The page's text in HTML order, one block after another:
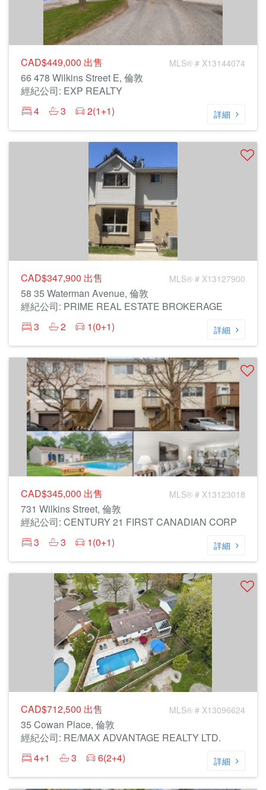
CAD$449,000 出售 MLS® # X13144074
66 478 Wilkins Street E, 倫敦
經紀公司: EXP REALTY
4
3 2(1+1) 詳細
CAD$347,900 出售 MLS® # X13127900
58 35 Waterman Avenue, 倫敦
經紀公司: PRIME REAL ESTATE BROKERAGE
3
2 1(0+1) 詳細
CAD$345,000 出售 MLS® # X13123018
731 Wilkins Street, 倫敦
經紀公司: CENTURY 21 FIRST CANADIAN CORP
3
3 1(0+1) 詳細
CAD$712,500 出售 MLS® # X13096624
35 Cowan Place, 倫敦
經紀公司: RE/MAX ADVANTAGE REALTY LTD.
4+1
3 6(2+4) 詳細